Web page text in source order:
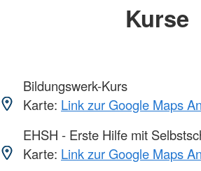
Kurse
Bildungswerk-Kurs
Karte: Link zur Google Maps
EHSH - Erste Hilfe mit
Karte: Link zur Google Maps